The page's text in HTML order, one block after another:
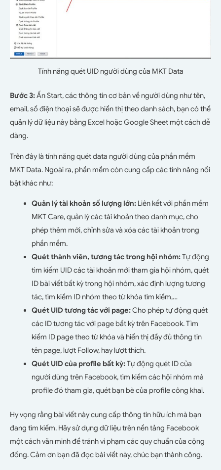
Tính năng quét UID người dùng của MKT Data
Bước 3:Ấn Start, các thông tin cơ bản về người dùng như tên,
email, số điện thoại sẽ được hiển thị theo danh sách, bạn có thể
quản lý dữ liệu này bằng Excel hoặc Google Sheet một cách dễ
dàng.
Trên đây là tính năng quét data người dùng của phần mềm
MKT Data. Ngoài ra, phần mềm còn cung cấp các tính năng nổi
bật khác như:
Quản lý tài khoản số lượng lớn: Liên kết với phần mềm
MKT Care, quản lý các tài khoản theo danh mục, cho
phép thêm mới, chỉnh sửa và xóa các tài khoản trong
phần mềm.
Quét thành viên, tương tác trong hội nhóm:Tự động
tìm kiếm UID các tài khoản mới tham gia hội nhóm, quét
ID bài viết bất kỳ trong hội nhóm, xác định lượng tương
tác, tìm kiếm ID nhóm theo từ khóa tìm kiếm,…
Quét UID tương tác với page:Cho phép tự động quét
các ID tương tác với page bất kỳ trên Facebook. Tìm
kiếm ID page theo từ khóa và hiển thị đầy đủ thông tin
tên page, lượt Follow, hay lượt thích.
Quét UID của profile bất kỳ:Tự động quét ID của
người dùng trên Facebook, tìm kiếm các hội nhóm mà
profile đó tham gia, quét bạn bè của profile công khai.
Hy vọng rằng bài viết này cung cấp thông tin hữu ích mà bạn
đang tìm kiếm. Hãy sử dụng dữ liệu trên nền tảng Facebook
một cách văn minh để tránh vi phạm các quy chuẩn của cộng
đồng. Cảm ơn bạn đã đọc bài viết này, chúc bạn thành công.